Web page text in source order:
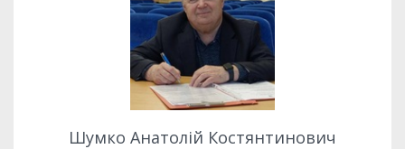
Шумко Анатолій Костянтинович